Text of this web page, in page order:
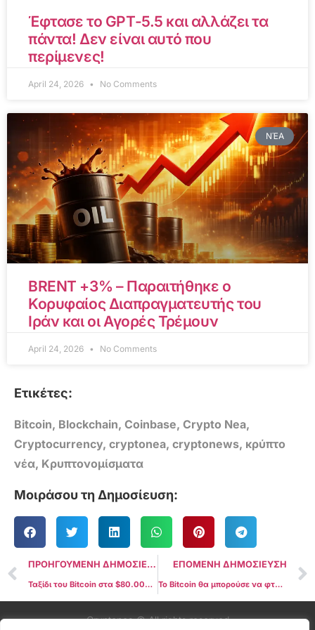
Έφτασε το GPT-5.5 και αλλάζει τα
πάντα! Δεν είναι αυτό που
περίμενες!
April 24, 2026 No Comments
ΝΈΑ
BRENT +3% – Παραιτήθηκε ο
Κορυφαίος Διαπραγματευτής του
Ιράν και οι Αγορές Τρέμουν
April 24, 2026 No Comments
Ετικέτες:
Bitcoin, Blockchain, Coinbase, Crypto Nea,
Cryptocurrency, cryptonea, cryptonews, κρύπτο
νέα, Κρυπτονομίσματα
Μοιράσου τη Δημοσίευση:
ΠΡΟΗΓΟΥΜΕΝΗ ΔΗΜΟΣΙΕΥΣΗ
Ταξίδι του Bitcoin στα $80.000 με αισιόδοξα σήματα Derivatives
ΕΠΟΜΕΝΗ ΔΗΜΟΣΙΕΥΣΗ
Το Bitcoin θα μπορούσε να φτάσει τα $200.000 χωρίς κατάρρευση του δολαρίου ΗΠΑ – Bitwise
Cryptonea © All rights reserved